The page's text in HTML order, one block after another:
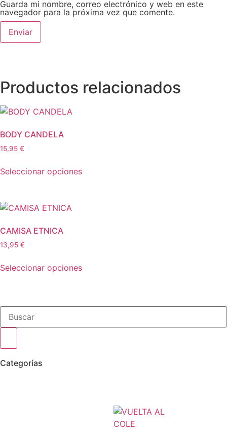
Guarda mi nombre, correo electrónico y web en este
navegador para la próxima vez que comente.
Productos relacionados
BODY CANDELA
15,95 €
Seleccionar opciones
CAMISA ETNICA
13,95 €
Seleccionar opciones
Categorías